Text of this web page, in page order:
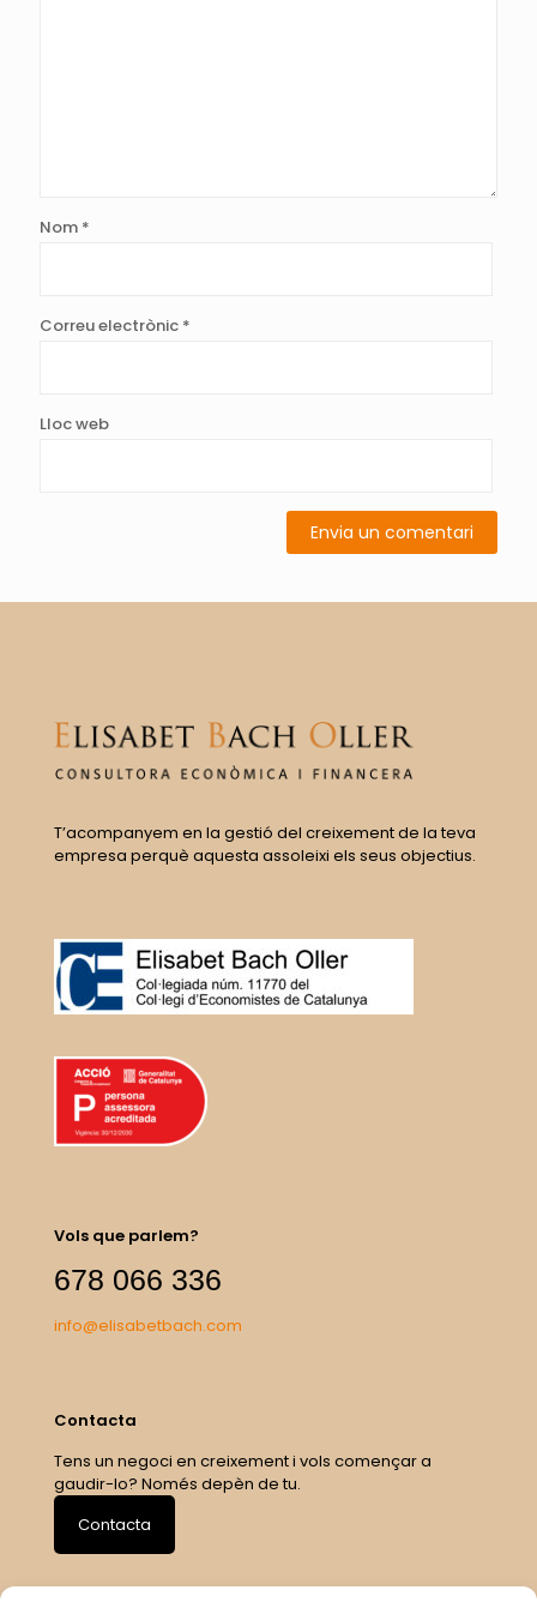
Nom *
Correu electrònic *
Lloc web
T’acompanyem en la gestió del creixement de la teva
empresa perquè aquesta assoleixi els seus objectius.
Vols que parlem?
678 066 336
info@elisabetbach.com
Contacta
Tens un negoci en creixement i vols començar a
gaudir-lo? Només depèn de tu.
Contacta